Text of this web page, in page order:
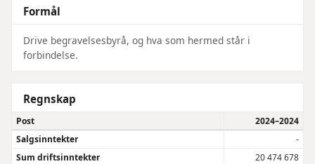
Formål
Drive begravelsesbyrå, og hva som hermed står i
forbindelse.
Regnskap
Post
2024–2024
Salgsinntekter
-
Sum driftsinntekter
20 474 678